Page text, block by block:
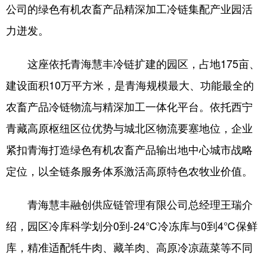
公司的绿色有机农畜产品精深加工冷链集配产业园活
力迸发。
这座依托青海慧丰冷链扩建的园区，占地175亩、
建设面积10万平方米，是青海规模最大、功能最全的
农畜产品冷链物流与精深加工一体化平台。依托西宁
青藏高原枢纽区位优势与城北区物流要塞地位，企业
紧扣青海打造绿色有机农畜产品输出地中心城市战略
定位，以全链条服务体系激活高原特色农牧业价值。
青海慧丰融创供应链管理有限公司总经理王瑞介
绍，园区冷库科学划分0到-24℃冷冻库与0到4℃保鲜
库，精准适配牦牛肉、藏羊肉、高原冷凉蔬菜等不同